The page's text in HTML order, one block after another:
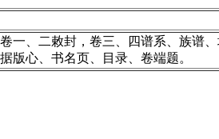
一、二敕封，卷三、四谱系、族谱
版心、书名页、目录、卷端题。